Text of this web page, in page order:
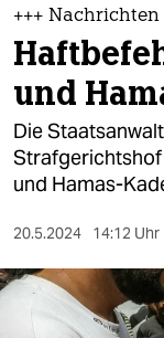
themen
politik
öko
gesellschaft
sport
berlin
+++
und
Die
Strafgerichtshof
und Hamas-
20.5.2024 14:12 Uhr